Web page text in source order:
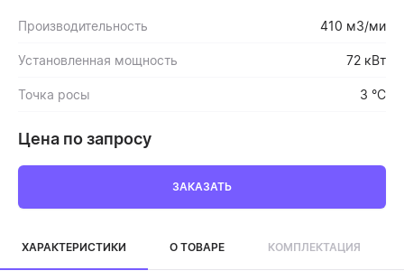
Производительность 410 м3/ми
Установленная мощность 72 кВт
Точка росы 3 °C
Цена по запросу
ЗАКАЗАТЬ
ХАРАКТЕРИСТИКИ О ТОВАРЕ КОМПЛЕКТАЦИЯ